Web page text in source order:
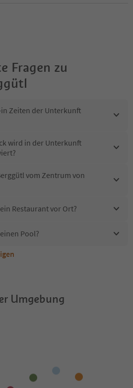
Fragen zu
Zeiten der Unterkunft
wird in der Unterkunft
vom Zentrum von
Restaurant vor Ort?
Pool?
Residence Berggütl
Berggütl?
Berggütl einen Südtirol
Umgebung